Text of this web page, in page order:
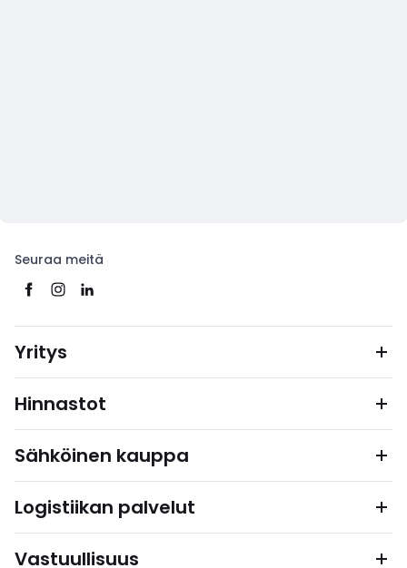
Seuraa meitä
Yritys
Hinnastot
Sähköinen kauppa
Logistiikan palvelut
Vastuullisuus